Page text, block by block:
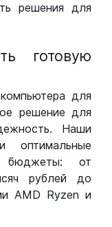
решения для
готовую
для
решение для
Наши
оптимальные
бюджеты: от
рублей до
AMD Ryzen и